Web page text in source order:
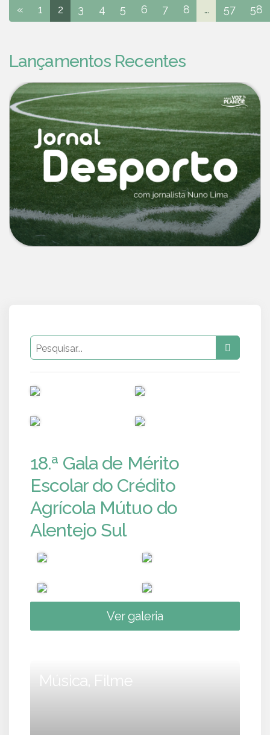
« 1 2 3 4 5 6 7 8 ... 57 58
Lançamentos Recentes
18.ª Gala de Mérito
Escolar do Crédito
Agrícola Mútuo do
Alentejo Sul
Ver galeria
Música, Filme